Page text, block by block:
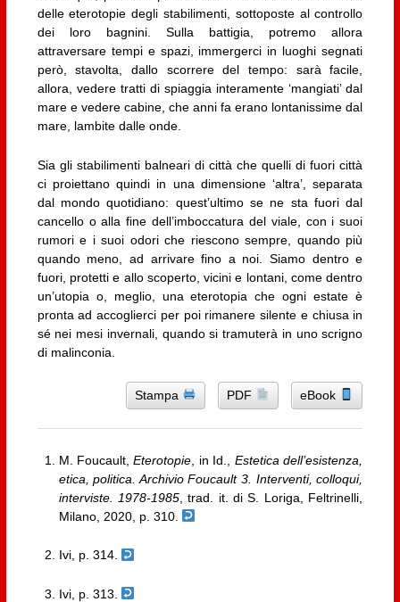
delle eterotopie degli stabilimenti, sottoposte al controllo
dei loro bagnini. Sulla battigia, potremo allora
attraversare tempi e spazi, immergerci in luoghi segnati
però, stavolta, dallo scorrere del tempo: sarà facile,
allora, vedere tratti di spiaggia interamente ‘mangiati’ dal
mare e vedere cabine, che anni fa erano lontanissime dal
mare, lambite dalle onde.
Sia gli stabilimenti balneari di città che quelli di fuori città
ci proiettano quindi in una dimensione ‘altra’, separata
dal mondo quotidiano: quest’ultimo se ne sta fuori dal
cancello o alla fine dell’imboccatura del viale, con i suoi
rumori e i suoi odori che riescono sempre, quando più
quando meno, ad arrivare fino a noi. Siamo dentro e
fuori, protetti e allo scoperto, vicini e lontani, come dentro
un’utopia o, meglio, una eterotopia che ogni estate è
pronta ad accoglierci per poi rimanere silente e chiusa in
sé nei mesi invernali, quando si tramuterà in uno scrigno
di malinconia.
Stampa PDF eBook
M. Foucault,Eterotopie , in Id., Estetica dell’esistenza,
etica, politica. Archivio Foucault 3. Interventi, colloqui,
interviste. 1978-1985, trad. it. di S. Loriga, Feltrinelli,
Milano, 2020, p. 310.
Ivi, p. 314.
Ivi, p. 313.